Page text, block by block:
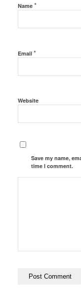
Name *
Email *
Website
Save my name,
time I comment.